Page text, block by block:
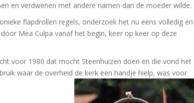
en verdwenen met andere namen dan de moeder wilde.
flapdrollen regels, onderzoek het nu eens volledig en
Mea Culpa vanaf het begin, keer op keer op deze
voor 1980 dat mocht Steenhuizen doen en die vond het
waar de overheid de kerk een handje hielp, was voor